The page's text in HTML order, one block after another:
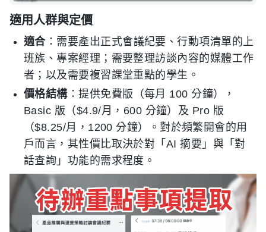
適用人群與定價
適合：需要產出正式會議紀要、行動項清單的上
班族、專案經理；需要整理訪談內容的媒體工作
者；以及需要複習課堂重點的學生。
價格結構：提供免費版（每月 100 分鐘），
Basic 版（$4.9/月，600 分鐘）及 Pro 版
（$8.25/月，1200 分鐘）。對於頻繁開會的用
戶而言，其性價比取決於對「AI 摘要」與「對
話查詢」功能的需求程度。